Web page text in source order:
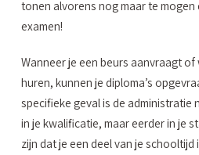
tonen alvorens nog maar te mogen
examen!
Wanneer je een beurs aanvraagt
huren, kunnen je diploma’s
specifieke geval is de administratie
in je kwalificatie, maar eerder in je
zijn dat je een deel van je